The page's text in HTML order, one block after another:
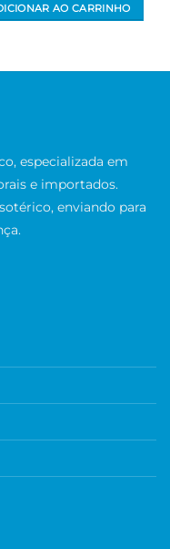
AO CARRINHO
especializada em
e importados.
enviando para